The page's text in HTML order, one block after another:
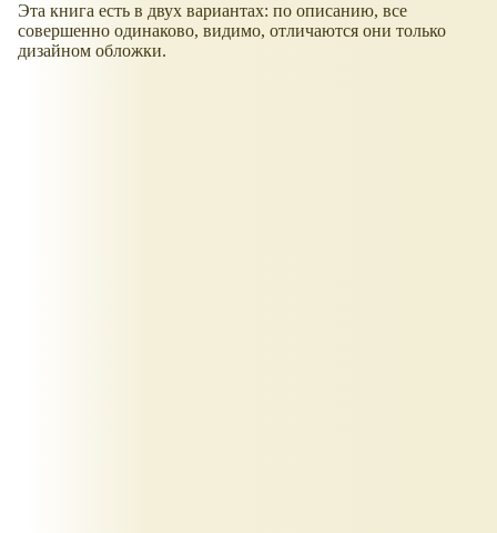
Эта книга есть в двух вариантах: по описанию, все
совершенно одинаково, видимо, отличаются они только
дизайном обложки.